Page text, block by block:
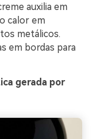
auxilia em
calor em
metálicos.
em bordas para
gerada por